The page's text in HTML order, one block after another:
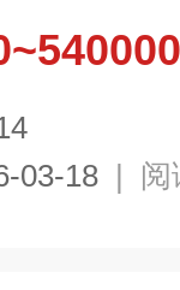
03-18 | 阅